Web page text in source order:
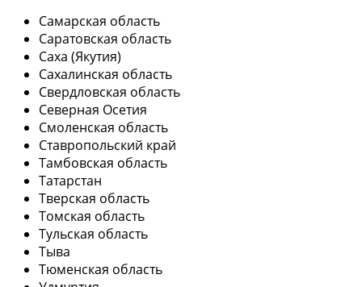
Самарская область
Саратовская область
Саха (Якутия)
Сахалинская область
Свердловская область
Северная Осетия
Смоленская область
Ставропольский край
Тамбовская область
Татарстан
Тверская область
Томская область
Тульская область
Тыва
Тюменская область